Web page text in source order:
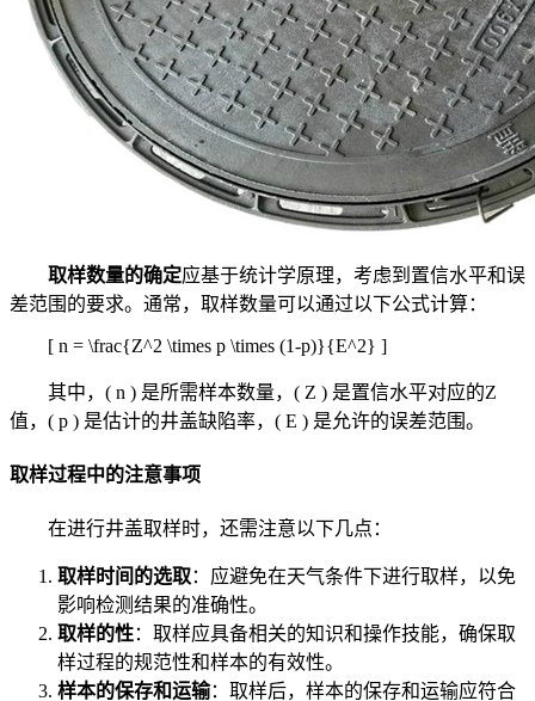
取样数量的确定应基于统计学原理，考虑到置信水平和误
差范围的要求。通常，取样数量可以通过以下公式计算：
[ n = \frac{Z^2 \times p \times (1-p)}{E^2} ]
其中，( n ) 是所需样本数量，( Z ) 是置信水平对应的Z
值，( p ) 是估计的井盖缺陷率，( E ) 是允许的误差范围。
取样过程中的注意事项
在进行井盖取样时，还需注意以下几点：
取样时间的选取：应避免在天气条件下进行取样，以免
影响检测结果的准确性。
取样的性：取样应具备相关的知识和操作技能，确保取
样过程的规范性和样本的有效性。
样本的保存和运输：取样后，样本的保存和运输应符合